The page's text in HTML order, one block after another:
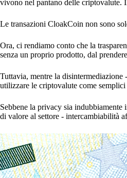
vivono nel pantano delle criptovalute.
Le transazioni CloakCoin non sono
Ora, ci rendiamo conto che la
senza un proprio prodotto, dal
Tuttavia, mentre la
utilizzare le criptovalute come
Sebbene la privacy sia
di valore al settore - intercambiabilità